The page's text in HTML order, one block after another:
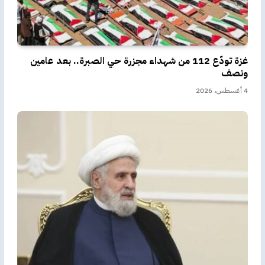
غزة تودّع 112 من شهداء مجزرة حي الصبرة.. بعد عامين
ونصف
4 أغسطس، 2026